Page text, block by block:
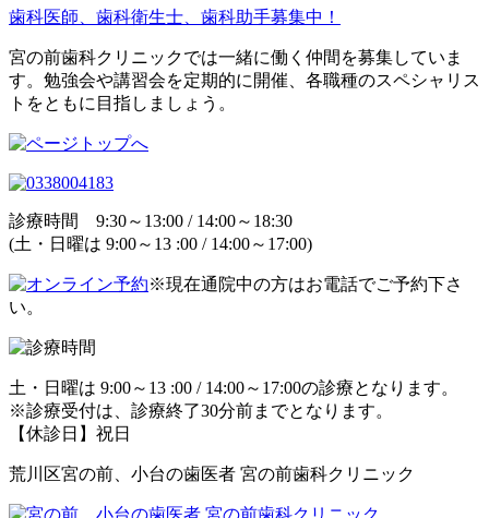
歯科医師、歯科衛生士、歯科助手募集中！
宮の前歯科クリニックでは一緒に働く仲間を募集していま
す。勉強会や講習会を定期的に開催、各職種のスペシャリス
トをともに目指しましょう。
診療時間 9:30～13:00 / 14:00～18:30
(土・日曜は 9:00～13 :00 / 14:00～17:00)
※現在通院中の方はお電話でご予約下さ
い。
土・日曜は 9:00～13 :00 / 14:00～17:00の診療となります。
※診療受付は、診療終了30分前までとなります。
【休診日】祝日
荒川区宮の前、小台の歯医者 宮の前歯科クリニック